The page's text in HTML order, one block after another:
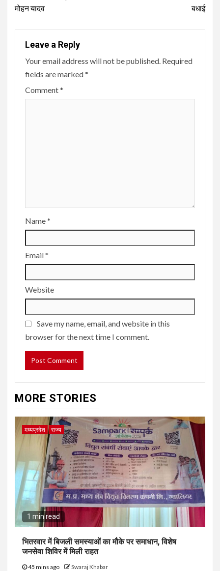
मोहन यादव
बधाई
Leave a Reply
Your email address will not be published. Required
fields are marked*
Comment*
Name*
Email*
Website
Save my name, email, and website in this
browser for the next time I comment.
MORE STORIES
मध्यप्रदेश राज्य
1 min read
भितरवार में बिजली समस्याओं का मौके पर समाधान, विशेष
जनसेवा शिविर में मिली राहत
45 mins ago Swaraj Khabar